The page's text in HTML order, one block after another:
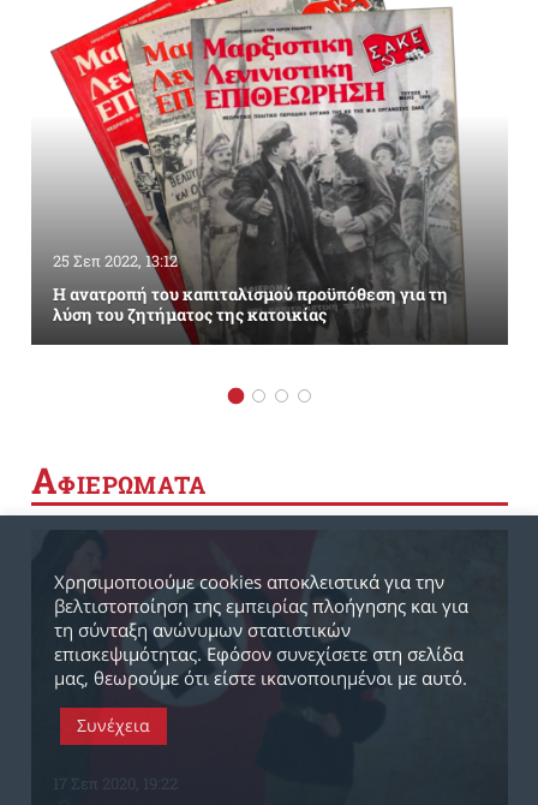
25 Σεπ 2022, 13:12
Η ανατροπή του καπιταλισμού προϋπόθεση για τη
λύση του ζητήματος της κατοικίας
ΑΦΙΕΡΩΜΑΤΑ
17 Σεπ 2020, 19:22
Χρησιμοποιούμε cookies αποκλειστικά για την
βελτιστοποίηση της εμπειρίας πλοήγησης και για
τη σύνταξη ανώνυμων στατιστικών
επισκεψιμότητας. Εφόσον συνεχίσετε στη σελίδα
μας, θεωρούμε ότι είστε ικανοποιημένοι με αυτό.
Συνέχεια